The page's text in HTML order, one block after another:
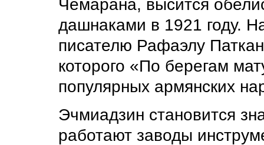
Чемарана, высится
дашнаками в 1921 году.
писателю Рафаэлу
которого «По берегам
популярных армянских
Эчмиадзин становится
работают заводы